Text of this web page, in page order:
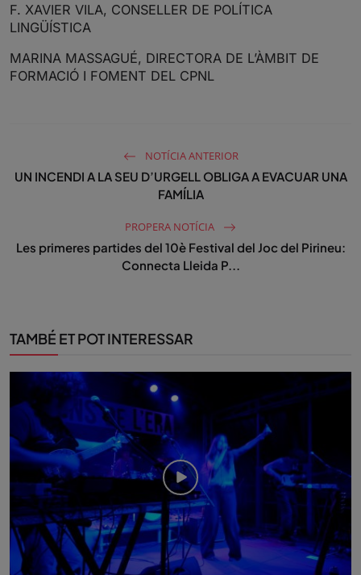
F. XAVIER VILA, CONSELLER DE POLÍTICA
LINGÜÍSTICA
MARINA MASSAGUÉ, DIRECTORA DE L’ÀMBIT DE
FORMACIÓ I FOMENT DEL CPNL
NOTÍCIA ANTERIOR
UN INCENDI A LA SEU D’URGELL OBLIGA A EVACUAR UNA
FAMÍLIA
PROPERA NOTÍCIA
Les primeres partides del 10è Festival del Joc del Pirineu:
Connecta Lleida P...
TAMBÉ ET POT INTERESSAR